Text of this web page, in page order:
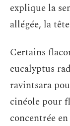
explique la
allégée, la
Certains
eucalyptus
ravintsara
cinéole pour
concentrée